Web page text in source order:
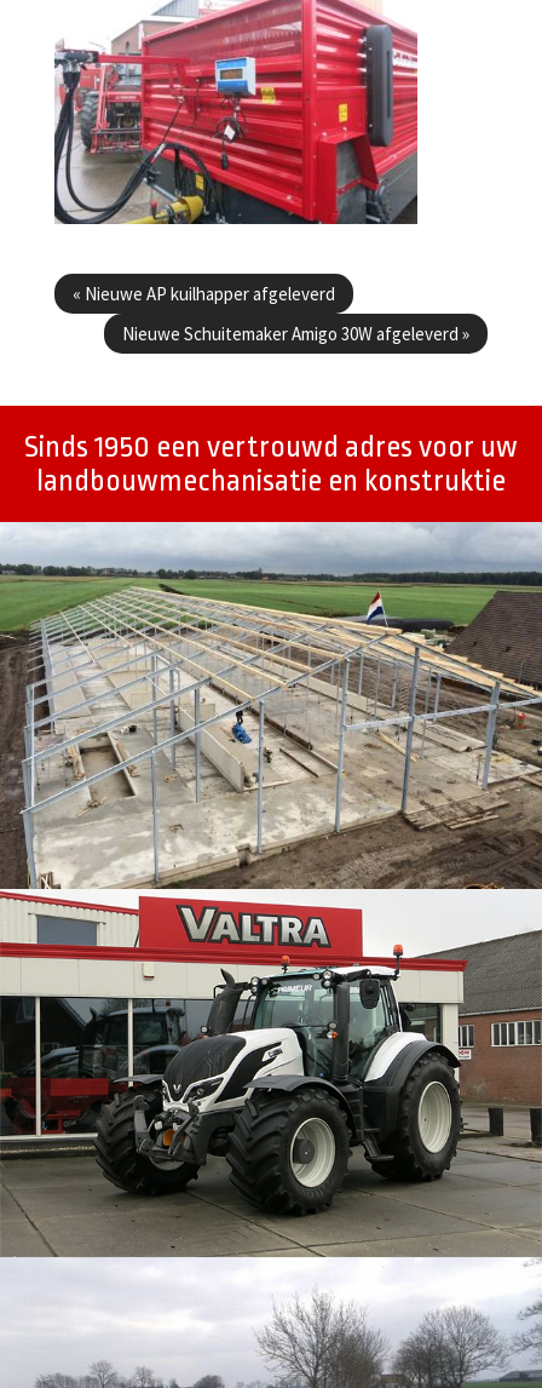
Berichtenmenu
« Nieuwe AP kuilhapper afgeleverd
Nieuwe Schuitemaker Amigo 30W afgeleverd »
Sinds 1950 een vertrouwd adres voor uw
landbouwmechanisatie en konstruktie